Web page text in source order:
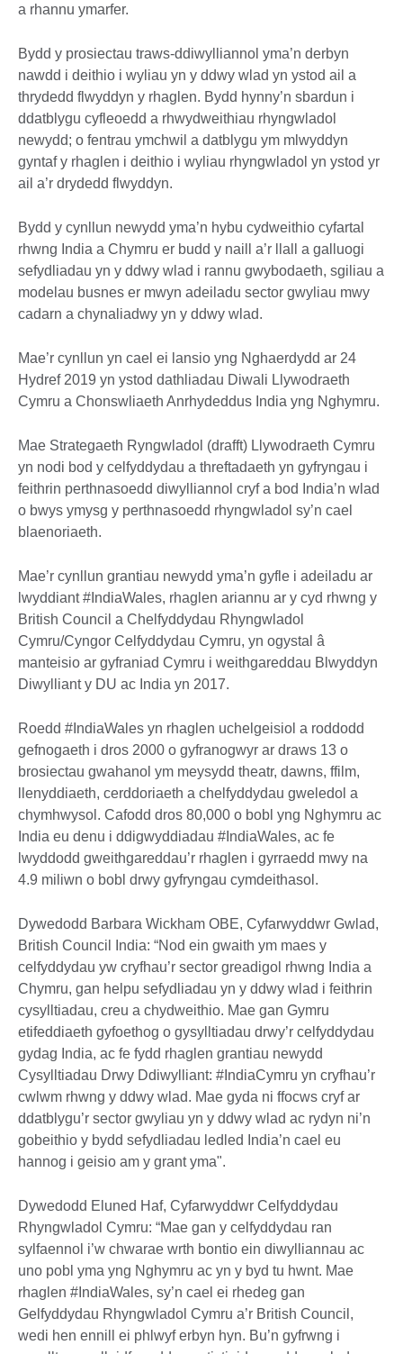
a rhannu ymarfer.
Bydd y prosiectau traws-ddiwylliannol yma’n derbyn
nawdd i deithio i wyliau yn y ddwy wlad yn ystod ail a
thrydedd flwyddyn y rhaglen. Bydd hynny’n sbardun i
ddatblygu cyfleoedd a rhwydweithiau rhyngwladol
newydd; o fentrau ymchwil a datblygu ym mlwyddyn
gyntaf y rhaglen i deithio i wyliau rhyngwladol yn ystod yr
ail a’r drydedd flwyddyn.
Bydd y cynllun newydd yma’n hybu cydweithio cyfartal
rhwng India a Chymru er budd y naill a’r llall a galluogi
sefydliadau yn y ddwy wlad i rannu gwybodaeth, sgiliau a
modelau busnes er mwyn adeiladu sector gwyliau mwy
cadarn a chynaliadwy yn y ddwy wlad.
Mae’r cynllun yn cael ei lansio yng Nghaerdydd ar 24
Hydref 2019 yn ystod dathliadau Diwali Llywodraeth
Cymru a Chonswliaeth Anrhydeddus India yng Nghymru.
Mae Strategaeth Ryngwladol (drafft) Llywodraeth Cymru
yn nodi bod y celfyddydau a threftadaeth yn gyfryngau i
feithrin perthnasoedd diwylliannol cryf a bod India’n wlad
o bwys ymysg y perthnasoedd rhyngwladol sy’n cael
blaenoriaeth.
Mae’r cynllun grantiau newydd yma’n gyfle i adeiladu ar
lwyddiant #IndiaWales, rhaglen ariannu ar y cyd rhwng y
British Council a Chelfyddydau Rhyngwladol
Cymru/Cyngor Celfyddydau Cymru, yn ogystal â
manteisio ar gyfraniad Cymru i weithgareddau Blwyddyn
Diwylliant y DU ac India yn 2017.
Roedd #IndiaWales yn rhaglen uchelgeisiol a roddodd
gefnogaeth i dros 2000 o gyfranogwyr ar draws 13 o
brosiectau gwahanol ym meysydd theatr, dawns, ffilm,
llenyddiaeth, cerddoriaeth a chelfyddydau gweledol a
chymhwysol. Cafodd dros 80,000 o bobl yng Nghymru ac
India eu denu i ddigwyddiadau #IndiaWales, ac fe
lwyddodd gweithgareddau’r rhaglen i gyrraedd mwy na
4.9 miliwn o bobl drwy gyfryngau cymdeithasol.
Dywedodd Barbara Wickham OBE, Cyfarwyddwr Gwlad,
British Council India: “Nod ein gwaith ym maes y
celfyddydau yw cryfhau’r sector greadigol rhwng India a
Chymru, gan helpu sefydliadau yn y ddwy wlad i feithrin
cysylltiadau, creu a chydweithio. Mae gan Gymru
etifeddiaeth gyfoethog o gysylltiadau drwy’r celfyddydau
gydag India, ac fe fydd rhaglen grantiau newydd
Cysylltiadau Drwy Ddiwylliant: #IndiaCymru yn cryfhau’r
cwlwm rhwng y ddwy wlad. Mae gyda ni ffocws cryf ar
ddatblygu’r sector gwyliau yn y ddwy wlad ac rydyn ni’n
gobeithio y bydd sefydliadau ledled India’n cael eu
hannog i geisio am y grant yma".
Dywedodd Eluned Haf, Cyfarwyddwr Celfyddydau
Rhyngwladol Cymru: “Mae gan y celfyddydau ran
sylfaennol i’w chwarae wrth bontio ein diwylliannau ac
uno pobl yma yng Nghymru ac yn y byd tu hwnt. Mae
rhaglen #IndiaWales, sy’n cael ei rhedeg gan
Gelfyddydau Rhyngwladol Cymru a’r British Council,
wedi hen ennill ei phlwyf erbyn hyn. Bu’n gyfrwng i